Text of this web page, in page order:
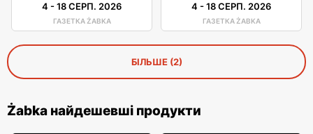
4 -18 СЕРП. 2026
ГАЗЕТКА ŻABKA
4 -18 СЕРП. 2026
ГАЗЕТКА ŻABKA
БІЛЬШЕ (2)
Żabka найдешевші продукти